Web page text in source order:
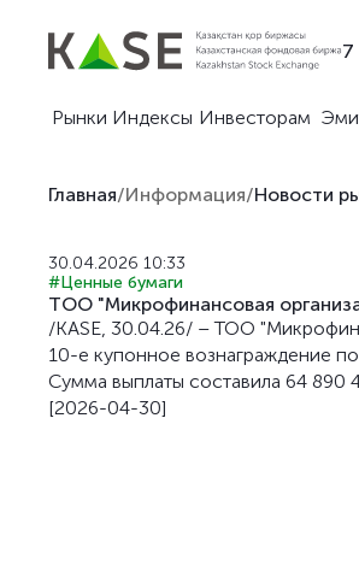
7
Рынки Индексы Инвесторам
Главная/Информация/Новости
30.04.2026 10:33
#Ценные бумаги
ТОО "Микрофинансовая
/KASE, 30.04.26/ – ТОО
10-е купонное вознаграждение
Сумма выплаты составила 64 890
[2026-04-30]